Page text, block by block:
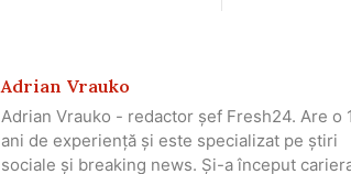
Adrian Vrauko
Adrian Vrauko - redactor șef Fresh24. Are o
ani de experiență și este specializat pe știri
sociale și breaking news. Și-a început